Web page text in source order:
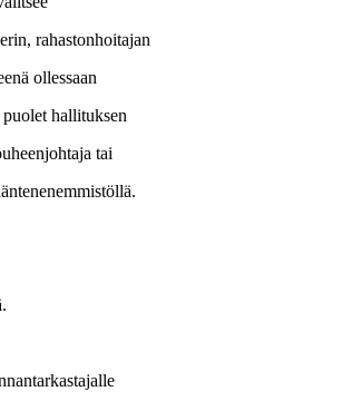
rahastonhoitajan
ollessaan
hallituksen
tai